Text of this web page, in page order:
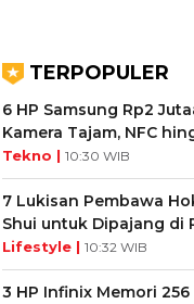
TERPOPULER
6 HP Samsung Rp2
Kamera Tajam, NFC
Tekno | 10:30 WIB
7 Lukisan Pembawa
Shui untuk Dipajang di
Lifestyle | 10:32 WIB
3 HP Infinix Memori 256